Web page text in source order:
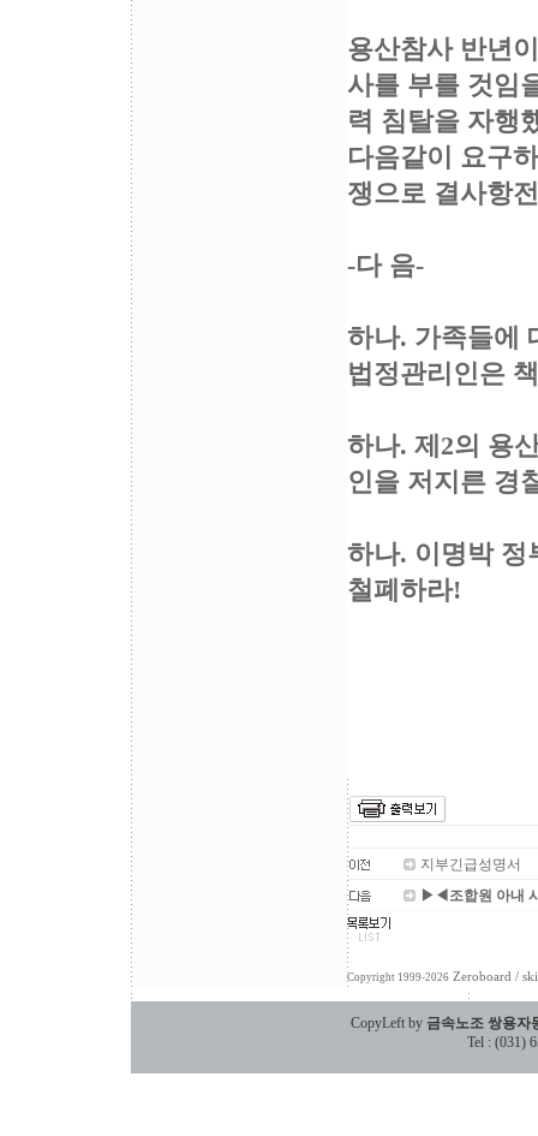
용산참사 반년
사를 부를 것임
력 침탈을 자행
다음같이 요구
쟁으로 결사항
-다 음-
하나. 가족들에
법정관리인은
하나. 제2의 용
인을 저지른 경
하나. 이명박 정
철폐하라!
지부긴급성명서
▶◀조합원 아내
Copyright 1999-2026 Zeroboard /
CopyLeft by 금속노조 쌍용자
Tel : (031)